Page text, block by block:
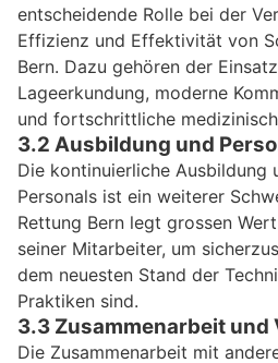
entscheidende Rolle bei der
Effizienz und Effektivität von
Bern. Dazu gehören der
Lageerkundung, moderne
und fortschrittliche
3.2 Ausbildung und
Die kontinuierliche Ausbildung
Personals ist ein weiterer
Rettung Bern legt grossen
seiner Mitarbeiter, um
dem neuesten Stand der
Praktiken sind.
3.3 Zusammenarbeit und
Die Zusammenarbeit mit